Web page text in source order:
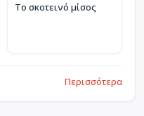
Το σκοτεινό μίσος
Περισσότερα